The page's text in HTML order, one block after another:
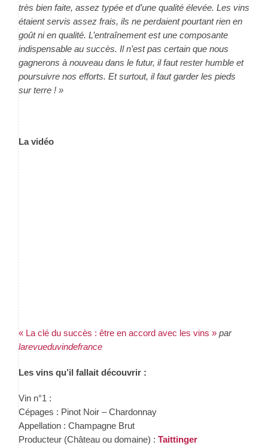
très bien faite, assez typée et d’une qualité élevée. Les vins
étaient servis assez frais, ils ne perdaient pourtant rien en
goût ni en qualité. L’entraînement est une composante
indispensable au succès. Il n’est pas certain que nous
gagnerons à nouveau dans le futur, il faut rester humble et
poursuivre nos efforts. Et surtout, il faut garder les pieds
sur terre ! »
La vidéo
« La clé du succès : être en accord avec les vins » par
larevueduvindefrance
Les vins qu’il fallait découvrir :
Vin n°1 :
Cépages : Pinot Noir – Chardonnay
Appellation : Champagne Brut
Producteur (Château ou domaine) : Taittinger